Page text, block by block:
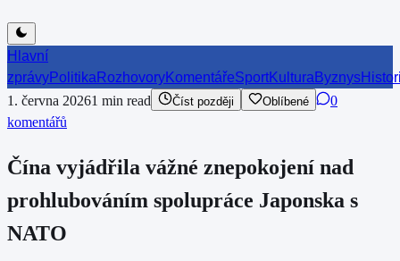
Hlavní
zprávyPolitika RozhovoryKomentářeSportKultura Byznys
1. června 20261 min read Číst později Oblíbené
0
komentářů
Čína vyjádřila vážné znepokojení nad
prohlubováním spolupráce Japonska s
NATO